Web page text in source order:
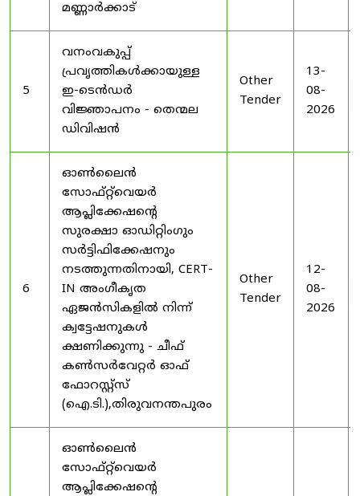
മണ്ണാർക്കാട്
5
വനംവകുപ്പ്
പ്രവൃത്തികൾക്കായുള്ള
ഇ-ടെൻഡർ
വിജ്ഞാപനം - തെന്മല
ഡിവിഷൻ
Other
Tender
13-
08-
2026
6
ഓൺലൈൻ
സോഫ്റ്റ്‌വെയർ
ആപ്ലിക്കേഷന്റെ
സുരക്ഷാ ഓഡിറ്റിംഗും
സർട്ടിഫിക്കേഷനും
നടത്തുന്നതിനായി, CERT-
IN അംഗീകൃത
ഏജൻസികളിൽ നിന്ന്
ക്വട്ടേഷനുകൾ
ക്ഷണിക്കുന്നു - ചീഫ്
കൺസർവേറ്റർ ഓഫ്
ഫോറസ്റ്റ്സ്
(ഐ.ടി.),തിരുവനന്തപുരം
Other
Tender
12-
08-
2026
ഓൺലൈൻ
സോഫ്റ്റ്‌വെയർ
ആപ്ലിക്കേഷന്റെ